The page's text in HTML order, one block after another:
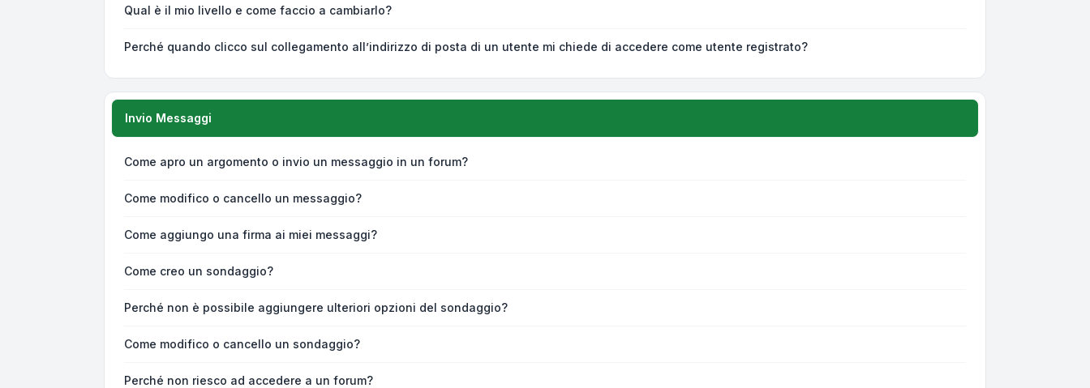
Qual è il mio livello e come faccio a cambiarlo?
Perché quando clicco sul collegamento all’indirizzo di posta di un utente mi chiede di accedere come utente registrato?
Invio Messaggi
Come apro un argomento o invio un messaggio in un forum?
Come modifico o cancello un messaggio?
Come aggiungo una firma ai miei messaggi?
Come creo un sondaggio?
Perché non è possibile aggiungere ulteriori opzioni del sondaggio?
Come modifico o cancello un sondaggio?
Perché non riesco ad accedere a un forum?